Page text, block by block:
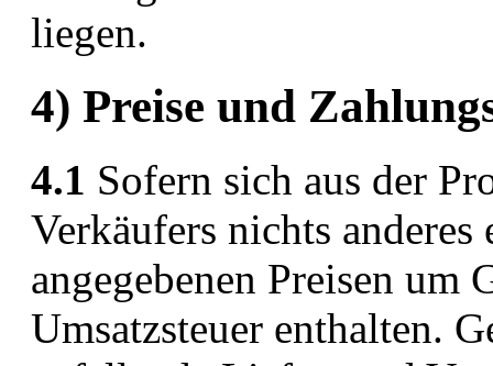
liegen.
4) Preise und
4.1 Sofern sich aus der
Verkäufers nichts
angegebenen Preisen um
Umsatzsteuer enthalten.